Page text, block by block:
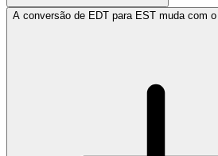
A conversão de EDT para EST muda com